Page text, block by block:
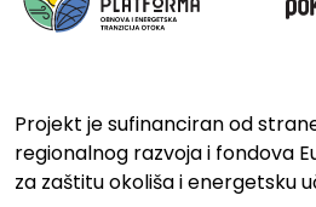
Projekt je sufinanciran od
regionalnog razvoja i fondova
za zaštitu okoliša i energetsku